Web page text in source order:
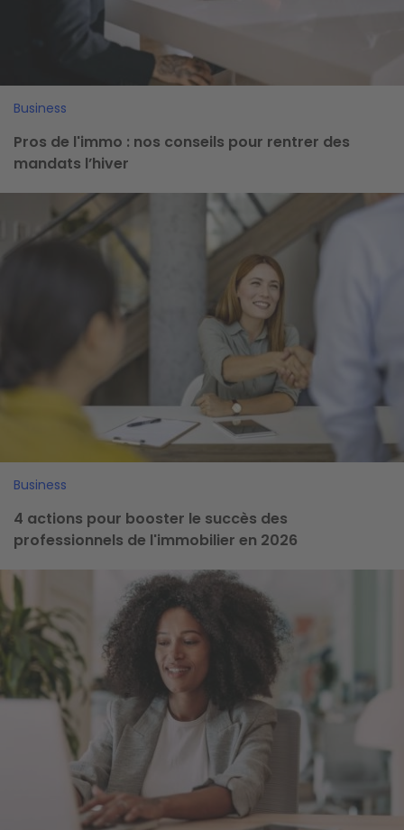
Business
Pros de l'immo : nos conseils pour rentrer des
mandats l’hiver
Business
4 actions pour booster le succès des
professionnels de l'immobilier en 2026
Image